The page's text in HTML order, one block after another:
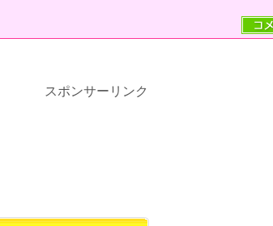
スポンサーリンク